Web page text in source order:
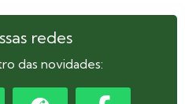
redes
das novidades: